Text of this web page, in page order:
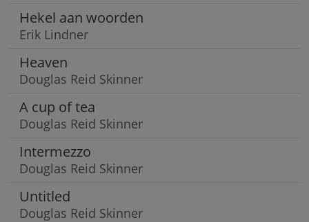
Hekel aan woorden
Erik Lindner
Heaven
Douglas Reid Skinner
A cup of tea
Douglas Reid Skinner
Intermezzo
Douglas Reid Skinner
Untitled
Douglas Reid Skinner